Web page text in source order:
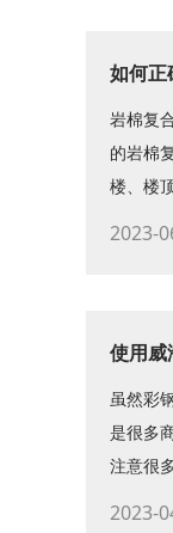
如何正
岩棉复
的岩棉
楼、楼
2023-
使用威
虽然彩
是很多
注意很
2023-